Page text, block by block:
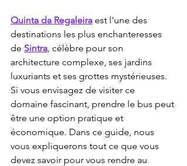
Quinta da Regaleira est l'une des
destinations les plus enchanteresses
de Sintra , célèbre pour son
architecture complexe, ses jardins
luxuriants et ses grottes mystérieuses.
Si vous envisagez de visiter ce
domaine fascinant, prendre le bus peut
être une option pratique et
économique. Dans ce guide, nous
vous expliquerons tout ce que vous
devez savoir pour vous rendre au